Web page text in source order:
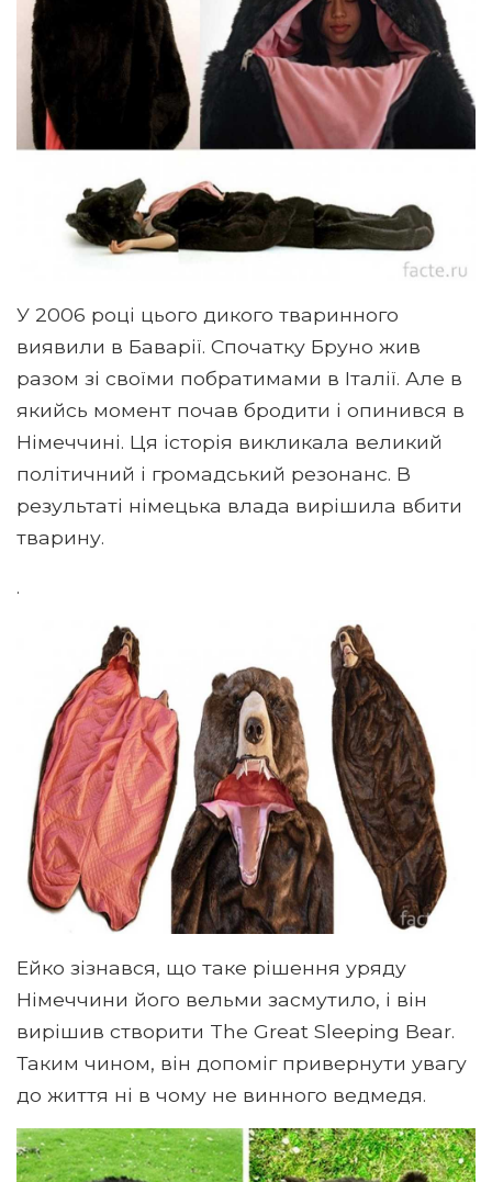
У 2006 році цього дикого тваринного
виявили в Баварії. Спочатку Бруно жив
разом зі своїми побратимами в Італії. Але в
якийсь момент почав бродити і опинився в
Німеччині. Ця історія викликала великий
політичний і громадський резонанс. В
результаті німецька влада вирішила вбити
тварину.
.
Ейко зізнався, що таке рішення уряду
Німеччини його вельми засмутило, і він
вирішив створити The Great Sleeping Bear.
Таким чином, він допоміг привернути увагу
до життя ні в чому не винного ведмедя.